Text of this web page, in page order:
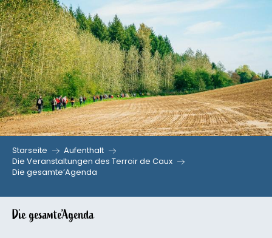
Aller
au
contenu
principal
Starseite
Aufenthalt
Die Veranstaltungen des Terroir de Caux
Die gesamte’Agenda
Die gesamte’Agenda